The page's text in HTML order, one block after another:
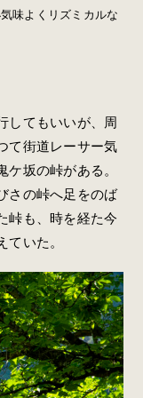
味よくリズミカルな
してもいいが、周
て街道レーサー気
坂の峠がある。
さの峠へ足をのば
峠も、時を経た今
いた。